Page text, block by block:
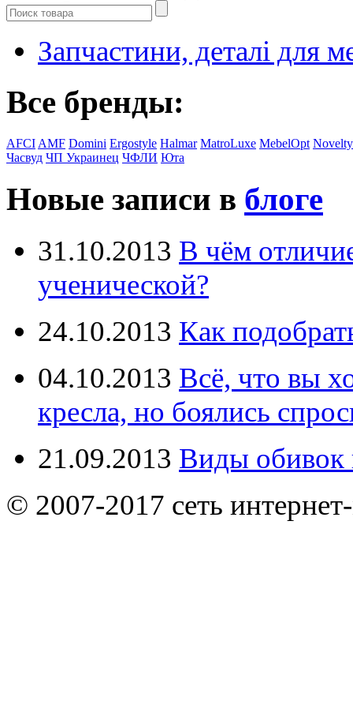
Запчастини, деталі для
Все бренды:
AFCI AMF Domini Ergostyle Halmar MatroLuxe MebelOpt Novelty
Часвуд ЧП Украинец ЧФЛИ Юта
Новые записи в блоге
31.10.2013 В чём
ученической?
24.10.2013 Как
04.10.2013 Всё, что вы
кресла, но боялись
21.09.2013 Виды обивок
© 2007-2017 сеть